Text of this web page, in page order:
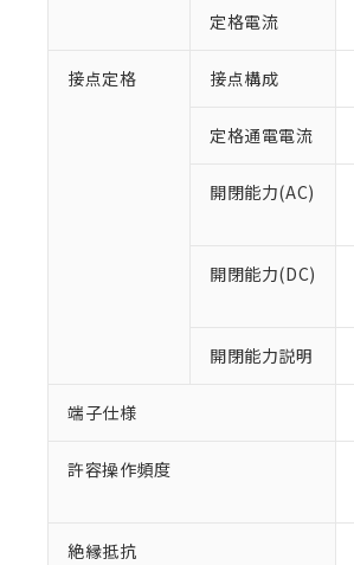
定格電流
接点定格 接点構成
定格通電電流
開閉能力(AC)
開閉能力(DC)
開閉能力説明
端子仕様
許容操作頻度
絶縁抵抗